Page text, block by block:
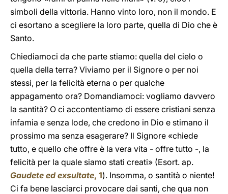
simboli della vittoria. Hanno vinto loro, non il mondo. E
ci esortano a scegliere la loro parte, quella di Dio che è
Santo.
Chiediamoci da che parte stiamo: quella del cielo o
quella della terra? Viviamo per il Signore o per noi
stessi, per la felicità eterna o per qualche
appagamento ora? Domandiamoci: vogliamo davvero
la santità? O ci accontentiamo di essere cristiani senza
infamia e senza lode, che credono in Dio e stimano il
prossimo ma senza esagerare? Il Signore «chiede
tutto, e quello che offre è la vera vita - offre tutto -, la
felicità per la quale siamo stati creati» (Esort. ap.
Gaudete ed exsultate, 1). Insomma, o santità o niente!
Ci fa bene lasciarci provocare dai santi, che qua non